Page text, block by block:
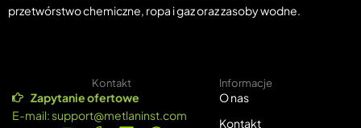
przetwórstwo chemiczne, ropa i gaz oraz zasoby wodne.
Kontakt
Zapytanie ofertowe
E-mail:support@metlaninst.com
Informacje
O nas
Kontakt